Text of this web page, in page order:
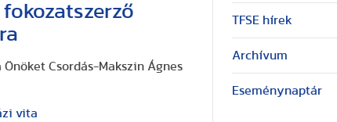
Csordás-Makszin Ágnes
vita
TFSE hírek
Archívum
Eseménynaptár